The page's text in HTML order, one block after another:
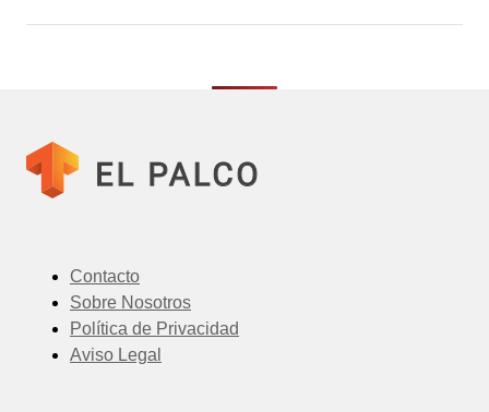
Contacto
Sobre Nosotros
Política de Privacidad
Aviso Legal